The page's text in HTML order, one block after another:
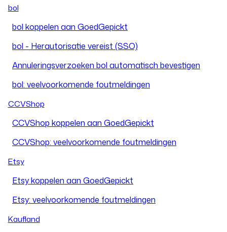
bol
bol koppelen aan GoedGepickt
bol - Herautorisatie vereist (SSO)
Annuleringsverzoeken bol automatisch bevestigen
bol: veelvoorkomende foutmeldingen
CCVShop
CCVShop koppelen aan GoedGepickt
CCVShop: veelvoorkomende foutmeldingen
Etsy
Etsy koppelen aan GoedGepickt
Etsy: veelvoorkomende foutmeldingen
Kaufland